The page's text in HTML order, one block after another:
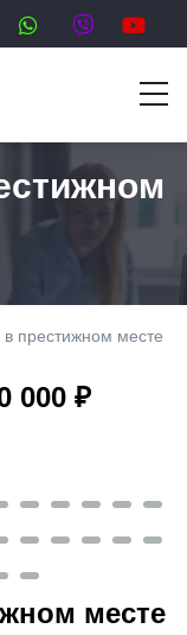
престижном месте
000 ₽
месте